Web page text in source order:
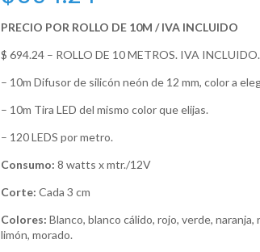
PRECIO POR ROLLO DE 10M / IVA INCLUIDO
$ 694.24 – ROLLO DE 10 METROS. IVA INCLUIDO.
– 10m Difusor de silicón neón de 12 mm, color a
– 10m Tira LED del mismo color que elijas.
– 120 LEDS por metro.
Consumo: 8 watts x mtr./12V
Corte: Cada 3 cm
Colores: Blanco, blanco cálido, rojo, verde, naranja,
limón, morado.